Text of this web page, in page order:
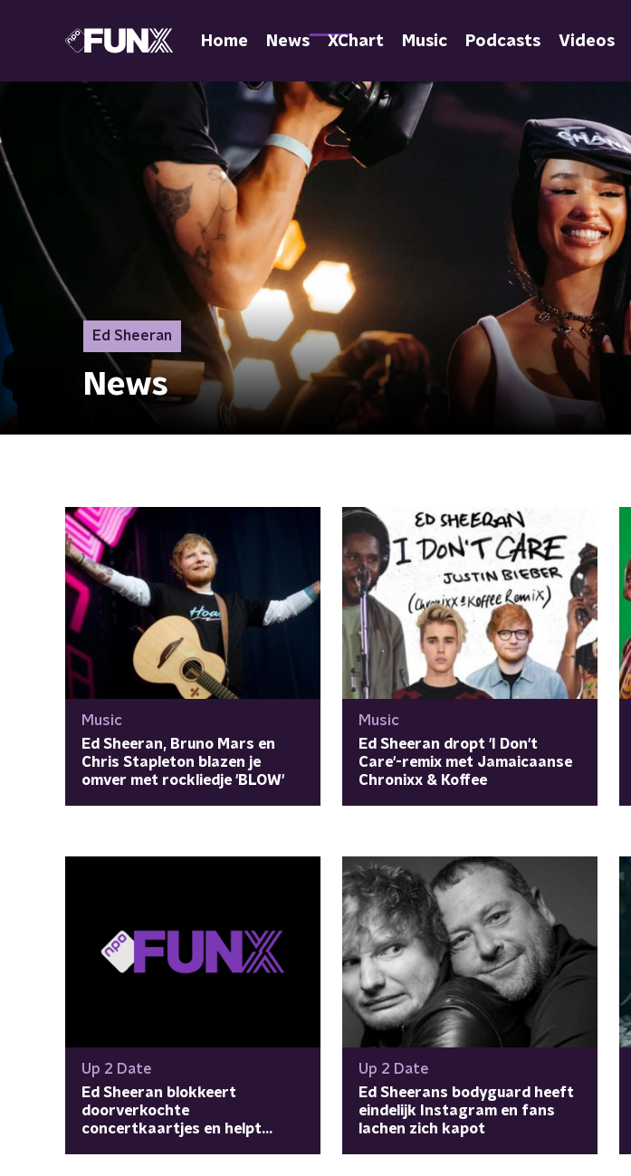
Home News XChart Music Podcasts Videos
Ed Sheeran
News
Music
Ed Sheeran, Bruno Mars en
Chris Stapleton blazen je
omver met rockliedje 'BLOW'
Music
Ed Sheeran dropt 'I Don't
Care'-remix met Jamaicaanse
Chronixx & Koffee
Up 2 Date
Ed Sheeran blokkeert
doorverkochte
concertkaartjes en helpt
Up 2 Date
Ed Sheerans bodyguard heeft
eindelijk Instagram en fans
lachen zich kapot